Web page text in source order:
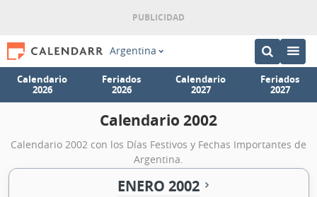
Argentina
Calendario
2026
Feriados
2026
Calendario
2027
Feriados
2027
Calendario 2002
Calendario 2002 con los Días Festivos y Fechas Importantes de
Argentina.
ENERO 2002